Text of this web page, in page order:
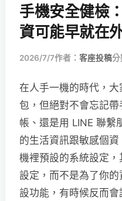
手機安全健檢
資可能早就在
2026/7/7作者： 客座投稿分
在人手一機的時代，
包，但絕對不會忘記
帳、還是用 LINE 聯繫
的生活資訊跟敏感個
機裡預設的系統設定
設定，而不是為了你
設功能，有時候反而會